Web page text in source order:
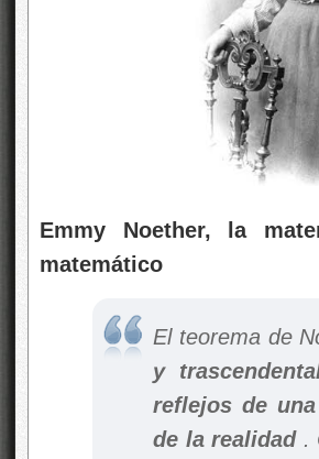
Emmy Noether, la
matemático
El teorema de
y
reflejos de
de la realidad.